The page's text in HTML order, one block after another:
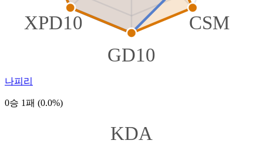
CSM
GD10
XPD10
나피리
0승 1패 (0.0%)
KDA